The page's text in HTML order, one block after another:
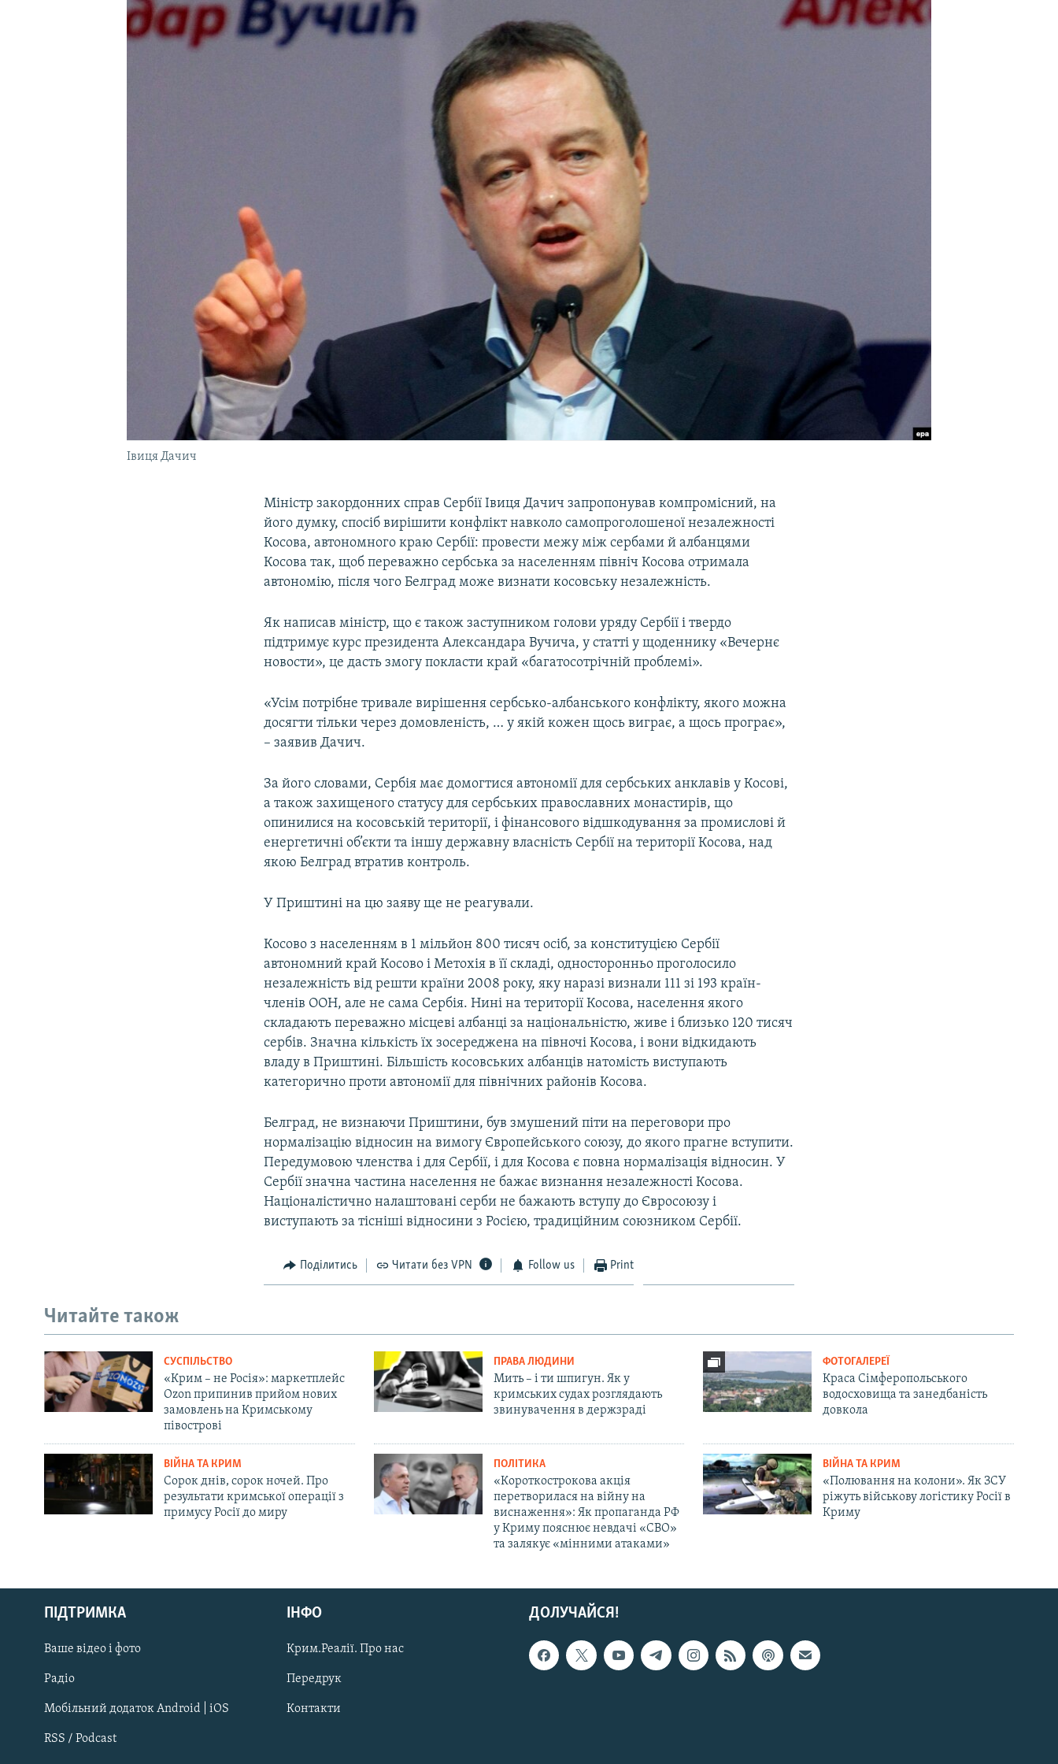
Русский
Qırımtatar
ДОЛУЧАЙСЯ!
Івиця Дачич
Міністр закордонних справ Сербії Івиця Дачич запропонував компромісний, на
його думку, спосіб вирішити конфлікт навколо самопроголошеної незалежності
Косова, автономного краю Сербії: провести межу між сербами й албанцями
Косова так, щоб переважно сербська за населенням північ Косова отримала
автономію, після чого Белград може визнати косовську незалежність.
Як написав міністр, що є також заступником голови уряду Сербії і твердо
підтримує курс президента Александара Вучича, у статті у щоденнику «Вечернє
новости», це дасть змогу покласти край «багатосотрічній проблемі».
«Усім потрібне тривале вирішення сербсько-албанського конфлікту, якого можна
досягти тільки через домовленість, … у якій кожен щось виграє, а щось програє»,
– заявив Дачич.
За його словами, Сербія має домогтися автономії для сербських анклавів у Косові,
а також захищеного статусу для сербських православних монастирів, що
опинилися на косовській території, і фінансового відшкодування за промислові й
енергетичні об’єкти та іншу державну власність Сербії на території Косова, над
якою Белград втратив контроль.
У Приштині на цю заяву ще не реагували.
Косово з населенням в 1 мільйон 800 тисяч осіб, за конституцією Сербії
автономний край Косово і Метохія в її складі, односторонньо проголосило
незалежність від решти країни 2008 року, яку наразі визнали 111 зі 193 країн-
членів ООН, але не сама Сербія. Нині на території Косова, населення якого
складають переважно місцеві албанці за національністю, живе і близько 120 тисяч
сербів. Значна кількість їх зосереджена на півночі Косова, і вони відкидають
владу в Приштині. Більшість косовських албанців натомість виступають
категорично проти автономії для північних районів Косова.
Белград, не визнаючи Приштини, був змушений піти на переговори про
нормалізацію відносин на вимогу Європейського союзу, до якого прагне вступити.
Передумовою членства і для Сербії, і для Косова є повна нормалізація відносин. У
Сербії значна частина населення не бажає визнання незалежності Косова.
Націоналістично налаштовані серби не бажають вступу до Євросоюзу і
виступають за тісніші відносини з Росією, традиційним союзником Сербії.
Поділитись Читати без VPN Follow us Print
Читайте також
СУСПІЛЬСТВО
«Крим – не Росія»: маркетплейс
Ozon припинив прийом нових
замовлень на Кримському
півострові
ПРАВА ЛЮДИНИ
Мить – і ти шпигун. Як у
кримських судах розглядають
звинувачення в держзраді
ФОТОГАЛЕРЕЇ
Краса Сімферопольського
водосховища та занедбаність
довкола
ВІЙНА ТА КРИМ
Сорок днів, сорок ночей. Про
результати кримської операції з
примусу Росії до миру
ПОЛІТИКА
«Короткострокова акція
перетворилася на війну на
виснаження»: Як пропаганда РФ
у Криму пояснює невдачі «СВО»
та залякує «мінними атаками»
ВІЙНА ТА КРИМ
«Полювання на колони». Як ЗСУ
ріжуть військову логістику Росії в
Криму
ДОЛУЧАЙСЯ!
ПІДТРИМКА
Ваше відео і фото
Радіо
Мобільний додаток Android | iOS
RSS / Podcast
ІНФО
Крим.Реалії. Про нас
Передрук
Контакти